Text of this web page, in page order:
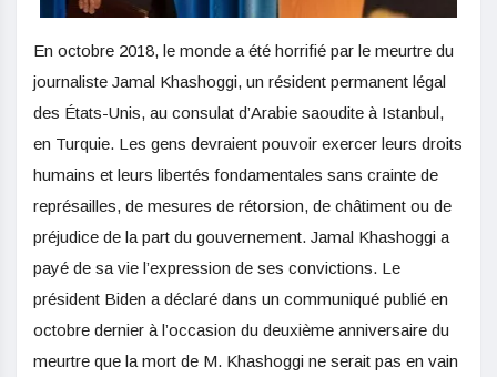
En octobre 2018, le monde a été horrifié par le meurtre du
journaliste Jamal Khashoggi, un résident permanent légal
des États-Unis, au consulat d’Arabie saoudite à Istanbul,
en Turquie. Les gens devraient pouvoir exercer leurs droits
humains et leurs libertés fondamentales sans crainte de
représailles, de mesures de rétorsion, de châtiment ou de
préjudice de la part du gouvernement. Jamal Khashoggi a
payé de sa vie l’expression de ses convictions. Le
président Biden a déclaré dans un communiqué publié en
octobre dernier à l’occasion du deuxième anniversaire du
meurtre que la mort de M. Khashoggi ne serait pas en vain